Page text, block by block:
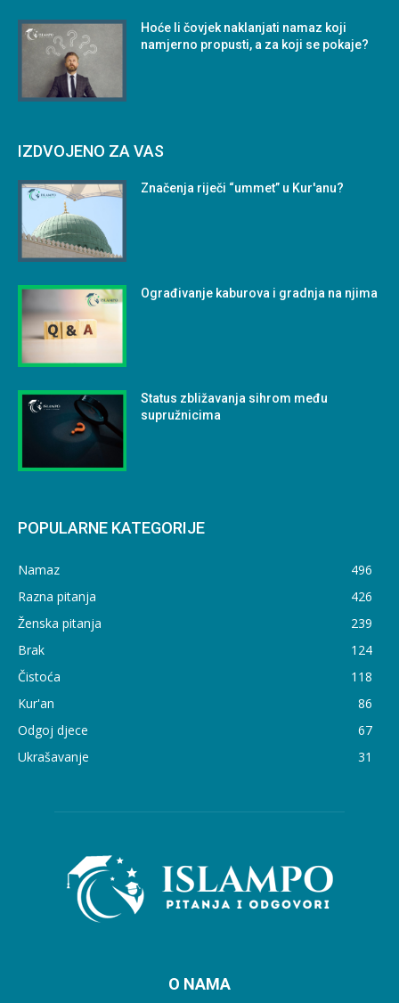
Hoće li čovjek naklanjati namaz koji
namjerno propusti, a za koji se pokaje?
IZDVOJENO ZA VAS
Značenja riječi “ummet” u Kur'anu?
Ograđivanje kaburova i gradnja na njima
Status zbližavanja sihrom među
supružnicima
POPULARNE KATEGORIJE
Namaz
496
Razna pitanja
426
Ženska pitanja
239
Brak
124
Čistoća
118
Kur'an
86
Odgoj djece
67
Ukrašavanje
31
O NAMA